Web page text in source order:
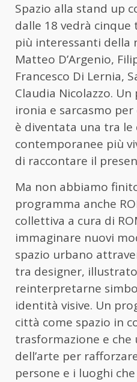
Spazio alla stand up
dalle 18 vedrà
più interessanti della
Matteo D’Argenio,
Francesco Di Lernia,
Claudia Nicolazzo.
ironia e sarcasmo
è diventata una tra le
contemporanee più
di raccontare il
Ma non abbiamo
programma anche
collettiva a cura di
immaginare nuovi
spazio urbano
tra designer,
reinterpretarne
identità visive. Un
città come spazio in
trasformazione e che
dell’arte per
persone e i luoghi